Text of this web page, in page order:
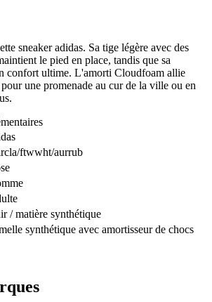
sneaker adidas. Sa tige légère avec des
le pied en place, tandis que sa
confort ultime. L'amorti Cloudfoam allie
une promenade au cur de la ville ou en
ftwwht/aurrub
/ matière synthétique
synthétique avec amortisseur de chocs